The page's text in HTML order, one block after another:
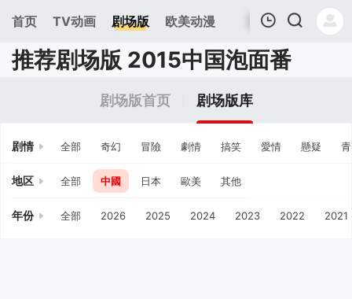
首页 TV动画 剧场版 欧美动漫
我的观影记录
推荐剧场版 2015中国泡面番
剧场版首页 剧场版库
剧情 全部 奇幻 冒險 劇情 搞笑 愛情 懸疑
地区 全部 中國 日本 歐美 其他
年份 全部 2026 2025 2024 2023 2022 2021